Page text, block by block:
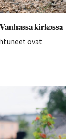
kirkossa
ovat